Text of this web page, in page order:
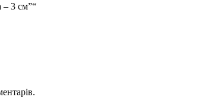
– 3 см”“